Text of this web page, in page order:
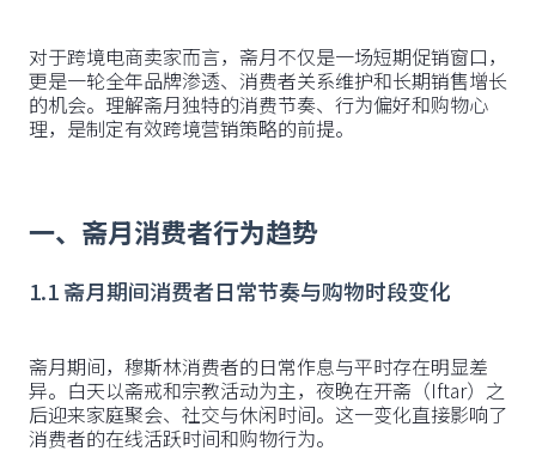
对于跨境电商卖家而言，斋月不仅是一场短期促销窗口，
更是一轮全年品牌渗透、消费者关系维护和长期销售增长
的机会。理解斋月独特的消费节奏、行为偏好和购物心
理，是制定有效跨境营销策略的前提。
一、斋月消费者行为趋势
1.1 斋月期间消费者日常节奏与购物时段变化
斋月期间，穆斯林消费者的日常作息与平时存在明显差
异。白天以斋戒和宗教活动为主，夜晚在开斋（Iftar）之
后迎来家庭聚会、社交与休闲时间。这一变化直接影响了
消费者的在线活跃时间和购物行为。